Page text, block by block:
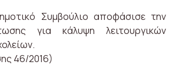
Συμβούλιο αποφάσισε την
για κάλυψη λειτουργικών
46/2016)